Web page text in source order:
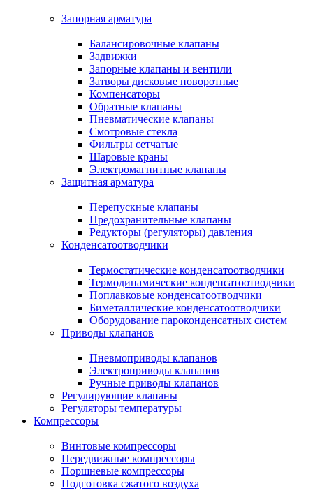
Запорная арматура
Балансировочные клапаны
Задвижки
Запорные клапаны и вентили
Затворы дисковые поворотные
Компенсаторы
Обратные клапаны
Пневматические клапаны
Смотровые стекла
Фильтры сетчатые
Шаровые краны
Электромагнитные клапаны
Защитная арматура
Перепускные клапаны
Предохранительные клапаны
Редукторы (регуляторы) давления
Конденсатоотводчики
Термостатические конденсатоотводчики
Термодинамические конденсатоотводчики
Поплавковые конденсатоотводчики
Биметаллические конденсатоотводчики
Оборудование пароконденсатных систем
Приводы клапанов
Пневмоприводы клапанов
Электроприводы клапанов
Ручные приводы клапанов
Регулирующие клапаны
Регуляторы температуры
Компрессоры
Винтовые компрессоры
Передвижные компрессоры
Поршневые компрессоры
Подготовка сжатого воздуха